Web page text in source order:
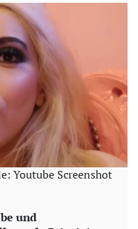
Youtube Screenshot
und